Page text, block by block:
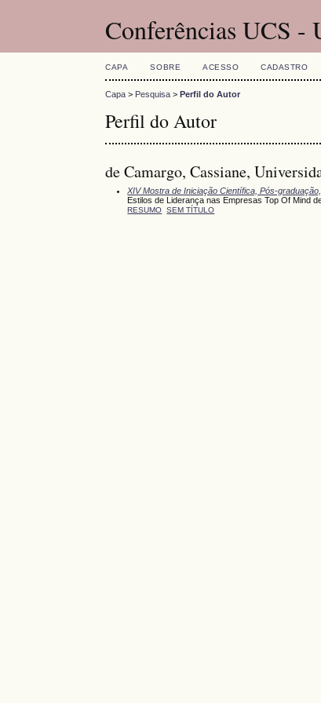
Conferências UCS -
CAPA SOBRE ACESSO CADASTRO
Capa > Pesquisa >Perfil do Autor
Perfil do Autor
de Camargo, Cassiane,
XIV Mostra de Iniciação Científica, Pós-
Estilos de Liderança nas Empresas Top Of Mind
RESUMO SEM TÍTULO